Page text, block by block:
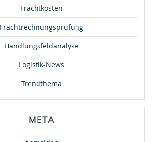
Frachtkosten
Frachtrechnungsprüfung
Handlungsfeldanalyse
Logistik-News
Trendthema
META